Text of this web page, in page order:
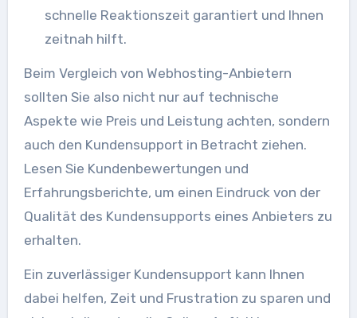
schnelle Reaktionszeit garantiert und Ihnen
zeitnah hilft.
Beim Vergleich von Webhosting-Anbietern
sollten Sie also nicht nur auf technische
Aspekte wie Preis und Leistung achten, sondern
auch den Kundensupport in Betracht ziehen.
Lesen Sie Kundenbewertungen und
Erfahrungsberichte, um einen Eindruck von der
Qualität des Kundensupports eines Anbieters zu
erhalten.
Ein zuverlässiger Kundensupport kann Ihnen
dabei helfen, Zeit und Frustration zu sparen und